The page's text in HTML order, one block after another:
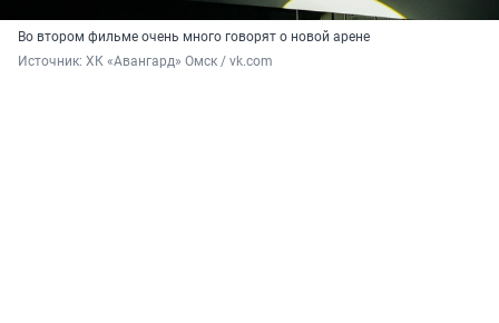
Во втором фильме очень много говорят о новой арене
Источник: ХК «Авангард» Омск / vk.com